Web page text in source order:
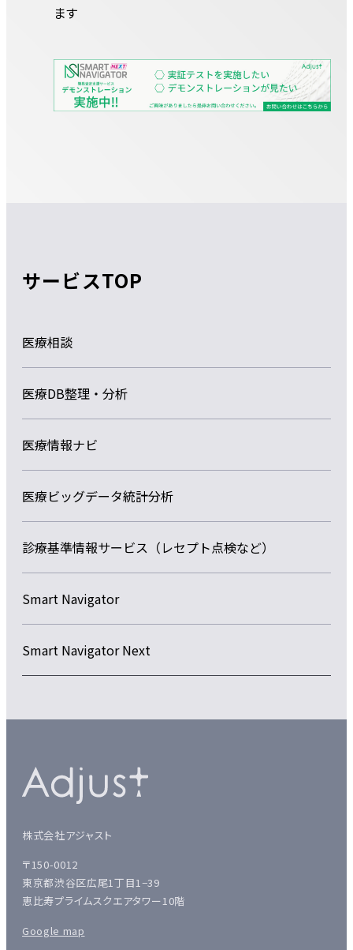
ます
サービスTOP
医療相談
医療DB整理・分析
医療情報ナビ
医療ビッグデータ統計分析
診療基準情報サービス（レセプト点検など）
Smart Navigator
Smart Navigator Next
株式会社アジャスト
〒150-0012
東京都渋谷区広尾1丁目1−39
恵比寿プライムスクエアタワー10階
Google map